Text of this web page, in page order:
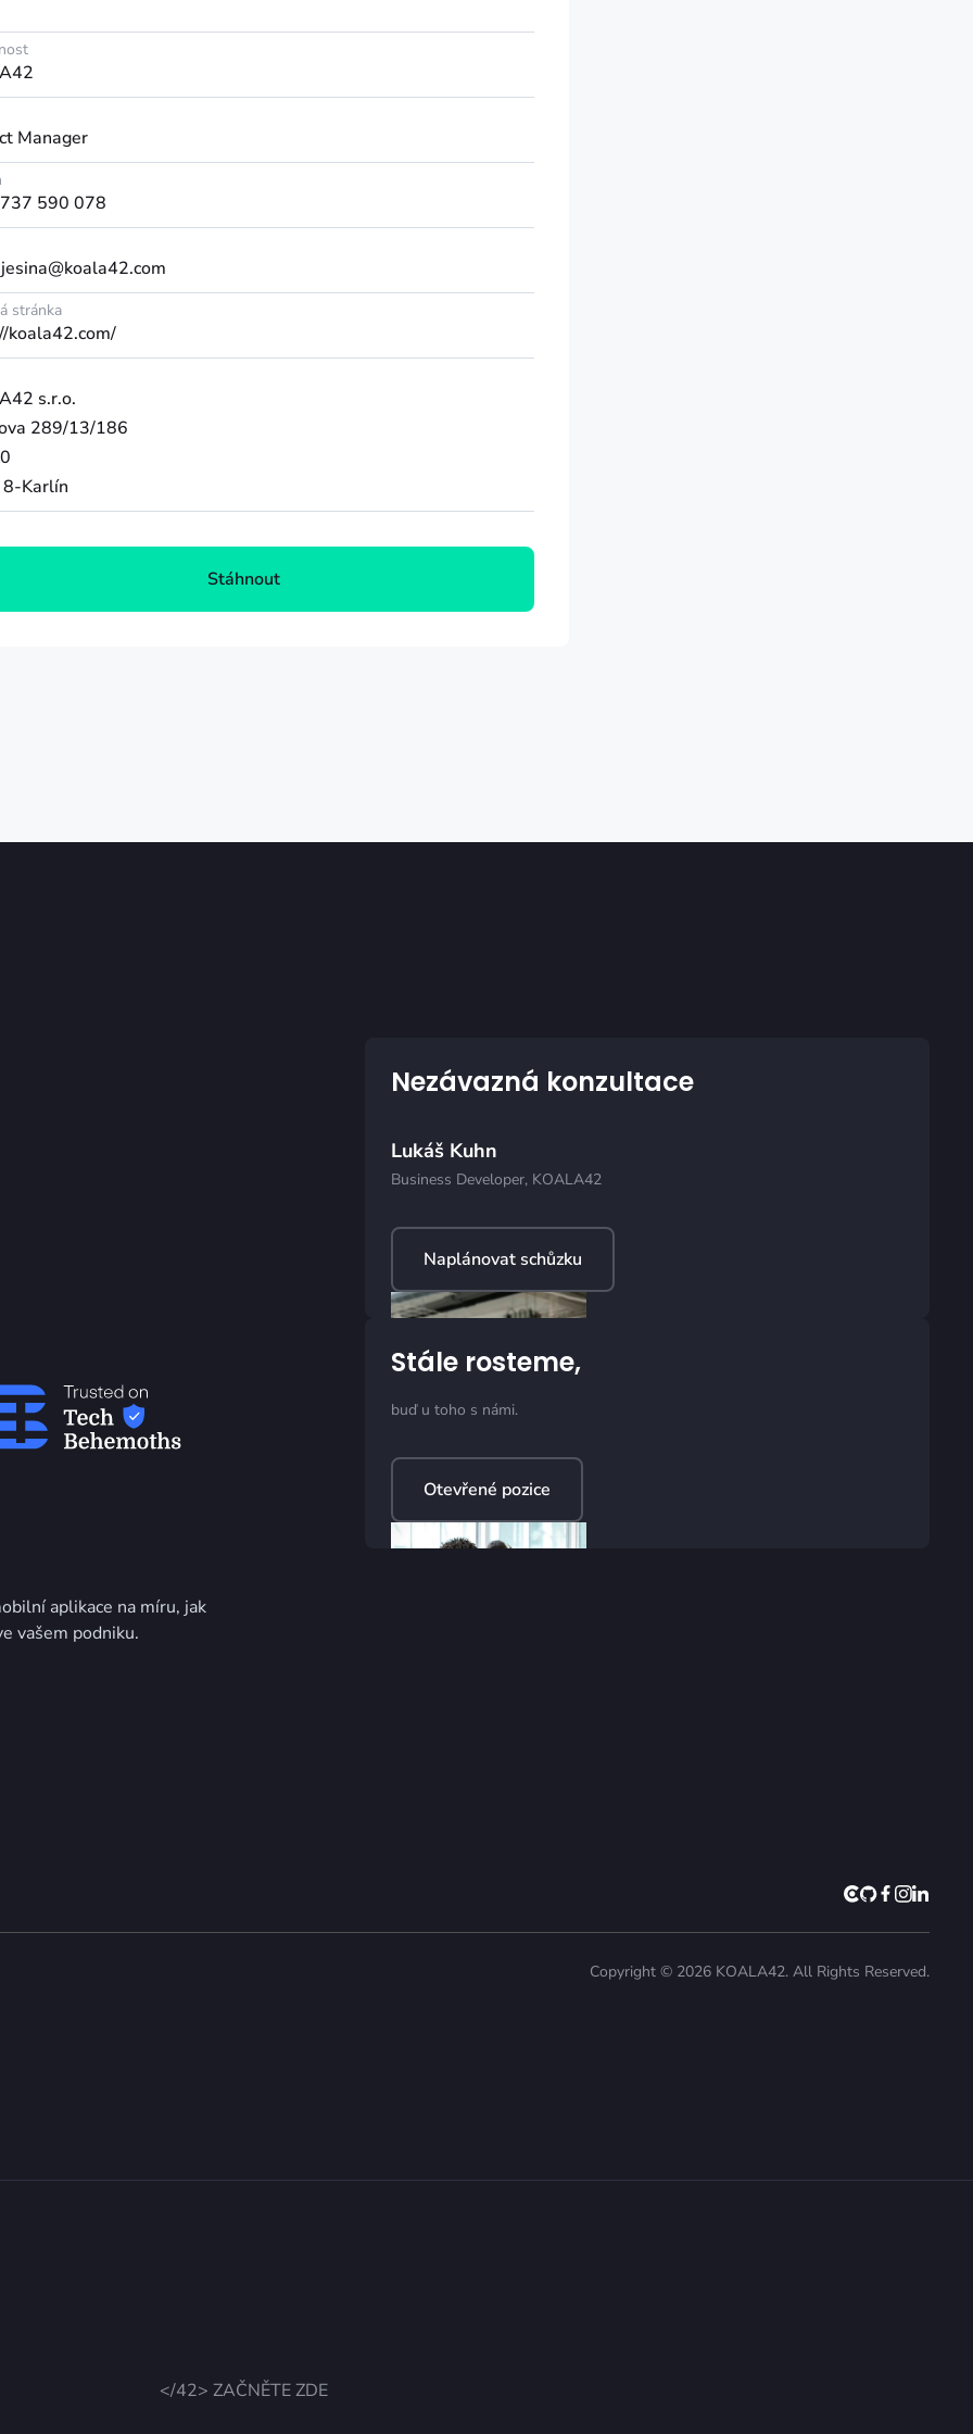
Manager
590 078
stránka
koala42.com/
s.r.o.
289/13/186
8-Karlín
Stáhnout
aplikace na míru, jak
vašem podniku.
Nezávazná konzultace
Lukáš Kuhn
Business Developer, KOALA42
Naplánovat schůzku
Stále rosteme,
buď u toho s námi.
Otevřené pozice
Copyright © 2026 KOALA42. All Rights Reserved.
</42> ZAČNĚTE ZDE